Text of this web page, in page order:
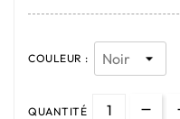
COULEUR :
QUANTITÉ